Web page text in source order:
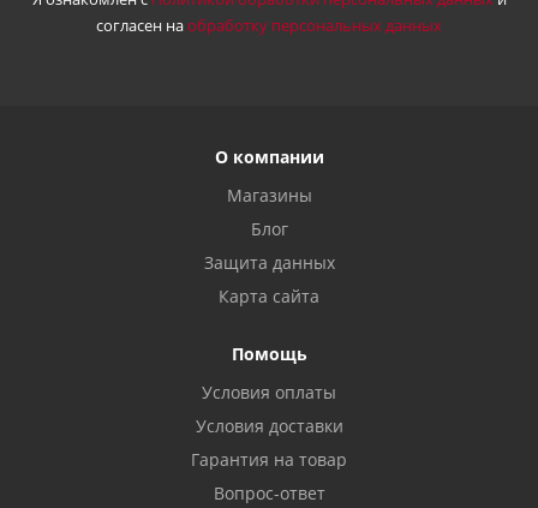
согласен наобработку персональных данных
О компании
Магазины
Блог
Защита данных
Карта сайта
Помощь
Условия оплаты
Условия доставки
Гарантия на товар
Вопрос-ответ